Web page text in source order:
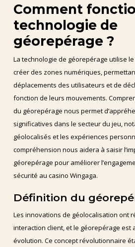
Comment
technologie de
géorepérage ?
La technologie de géorepérage utilise le
créer des zones numériques,
déplacements des utilisateurs et de
fonction de leurs mouvements.
du géorepérage nous permet
significatives dans le secteur du jeu,
géolocalisés et les expériences
compréhension nous aidera à saisir
géorepérage pour améliorer
sécurité au casino Wingaga.
Définition du
Les innovations de géolocalisation ont
interaction client, et le géorepérage est
évolution. Ce concept révolutionnaire